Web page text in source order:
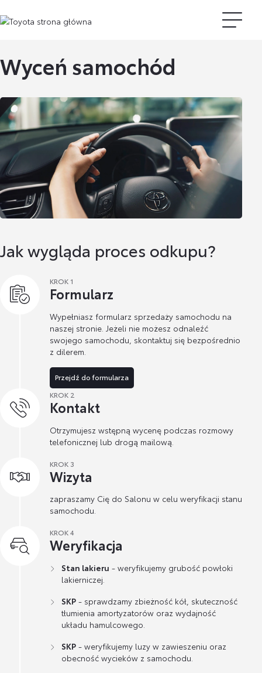
Wyceń samochód
Jak wygląda proces odkupu?
KROK 1
Formularz
Wypełniasz formularz sprzedaży samochodu na
naszej stronie. Jeżeli nie możesz odnaleźć
swojego samochodu, skontaktuj się bezpośrednio
z dilerem.
Przejdź do formularza
KROK 2
Kontakt
Otrzymujesz wstępną wycenę podczas rozmowy
telefonicznej lub drogą mailową.
KROK 3
Wizyta
zapraszamy Cię do Salonu w celu weryfikacji stanu
samochodu.
KROK 4
Weryfikacja
Stan lakieru - weryfikujemy grubość powłoki
lakierniczej.
SKP - sprawdzamy zbieżność kół, skuteczność
tłumienia amortyzatorów oraz wydajność
układu hamulcowego.
SKP - weryfikujemy luzy w zawieszeniu oraz
obecność wycieków z samochodu.